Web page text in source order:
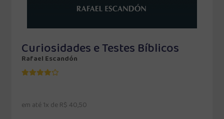
Curiosidades e Testes Bíblicos
Rafael Escandón
em até 1x de R$ 40,50